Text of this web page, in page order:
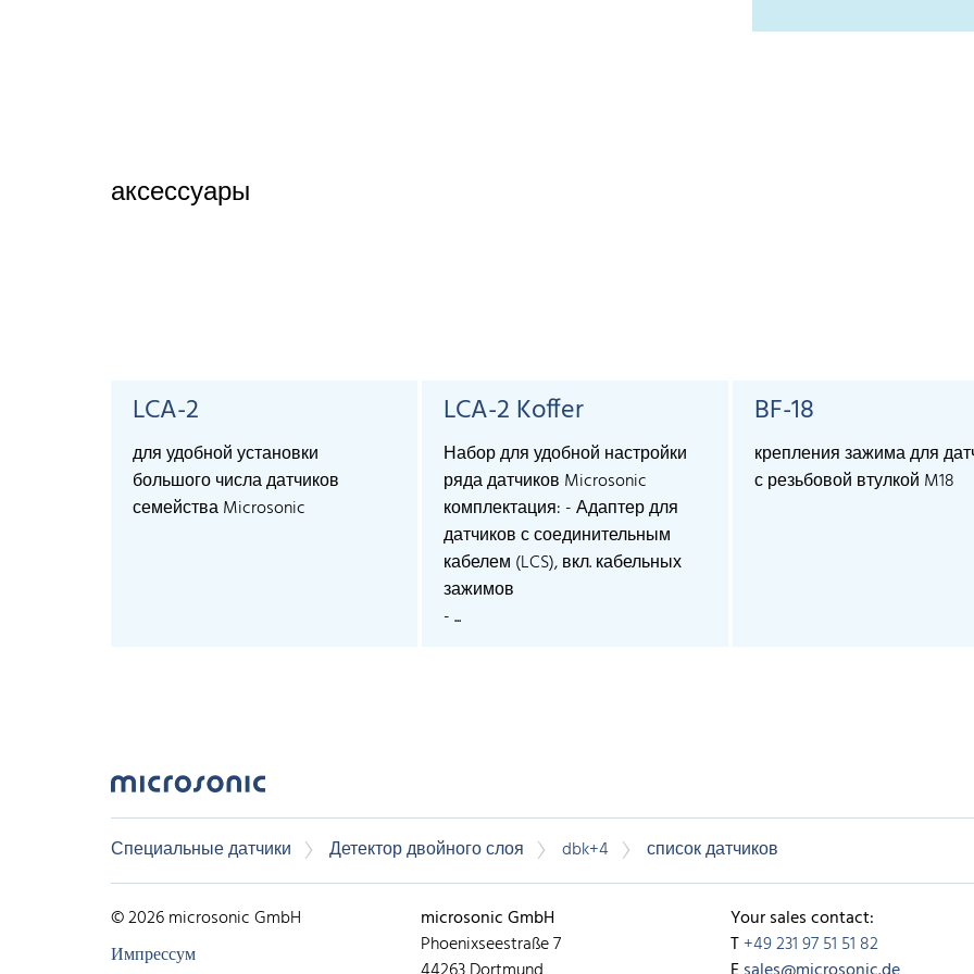
аксессуары
LCA-2
для удобной установки
большого числа датчиков
семейства Microsonic
LCA-2 Koffer
Набор для удобной настройки
ряда датчиков Microsonic
комплектация: - Адаптер для
датчиков с соединительным
кабелем (LCS), вкл. кабельных
зажимов
- ...
BF-18
крепления зажима для
с резьбовой втулкой M18
Специальные датчики Детектор двойного слоя dbk+4 список датчиков
© 2026 microsonic GmbH
Импрессум
microsonic GmbH
Phoenixseestraße 7
Your sales contact:
T+49 231 97 51 51 82